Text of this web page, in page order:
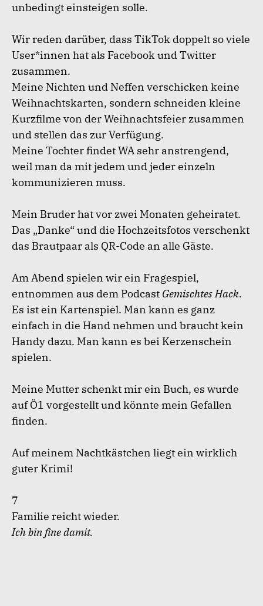
unbedingt einsteigen solle.
Wir reden darüber, dass TikTok doppelt so viele
User*innen hat als Facebook und Twitter
zusammen.
Meine Nichten und Neffen verschicken keine
Weihnachtskarten, sondern schneiden kleine
Kurzfilme von der Weihnachtsfeier zusammen
und stellen das zur Verfügung.
Meine Tochter findet WA sehr anstrengend,
weil man da mit jedem und jeder einzeln
kommunizieren muss.
Mein Bruder hat vor zwei Monaten geheiratet.
Das „Danke“ und die Hochzeitsfotos verschenkt
das Brautpaar als QR-Code an alle Gäste.
Am Abend spielen wir ein Fragespiel,
entnommen aus dem Podcast Gemischtes Hack.
Es ist ein Kartenspiel. Man kann es ganz
einfach in die Hand nehmen und braucht kein
Handy dazu. Man kann es bei Kerzenschein
spielen.
Meine Mutter schenkt mir ein Buch, es wurde
auf Ö1 vorgestellt und könnte mein Gefallen
finden.
Auf meinem Nachtkästchen liegt ein wirklich
guter Krimi!
7
Familie reicht wieder.
Ich bin fine damit.